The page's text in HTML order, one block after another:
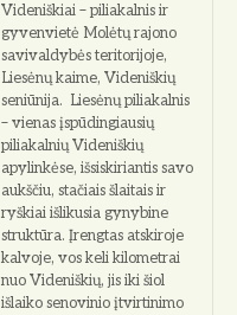
Videniškiai – piliakalnis ir
gyvenvietė Molėtų rajono
savivaldybės teritorijoje,
Liesėnų kaime, Videniškių
seniūnija. Liesėnų piliakalnis
– vienas įspūdingiausių
piliakalnių Videniškių
apylinkėse, išsiskiriantis savo
aukščiu, stačiais šlaitais ir
ryškiai išlikusia gynybine
struktūra. Įrengtas atskiroje
kalvoje, vos keli kilometrai
nuo Videniškių, jis iki šiol
išlaiko senovinio įtvirtinimo